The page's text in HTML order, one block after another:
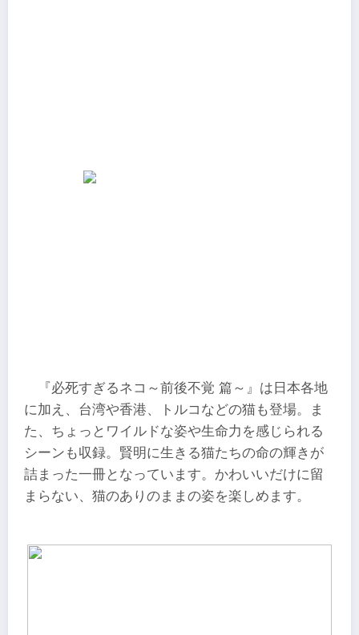
『必死すぎるネコ～前後不覚 篇～』は日本各地
に加え、台湾や香港、トルコなどの猫も登場。ま
た、ちょっとワイルドな姿や生命力を感じられる
シーンも収録。賢明に生きる猫たちの命の輝きが
詰まった一冊となっています。かわいいだけに留
まらない、猫のありのままの姿を楽しめます。